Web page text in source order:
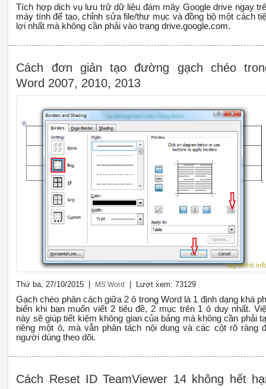
Tích hợp dịch vụ lưu trữ dữ liệu đám mây Google drive ngay
máy tính để tạo, chỉnh sửa file/thư mục và đồng bộ một cách
lợi nhất mà không cần phải vào trang drive.google.com.
Cách đơn giản tạo đường gạch chéo
Word 2007, 2010, 2013
Thứ ba, 27/10/2015 | MS Word | Lượt xem: 73129
Gạch chéo phân cách giữa 2 ô trong Word là 1 định dạng khá
biến khi bạn muốn viết 2 tiêu đề, 2 mục trên 1 ô duy nhất.
này sẽ giúp tiết kiệm không gian của bảng mà không cần phải
riêng một ô, mà vẫn phân tách nội dung và các cột rõ ràng
người dùng theo dõi.
Cách Reset ID TeamViewer 14 không hết